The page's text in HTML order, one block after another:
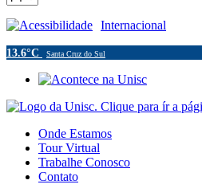
Acessibilidade Internacional
13.6°C Santa Cruz do Sul
Onde Estamos
Tour Virtual
Trabalhe Conosco
Contato